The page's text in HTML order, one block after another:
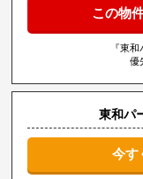
この物
『東
優
東和パ
今す